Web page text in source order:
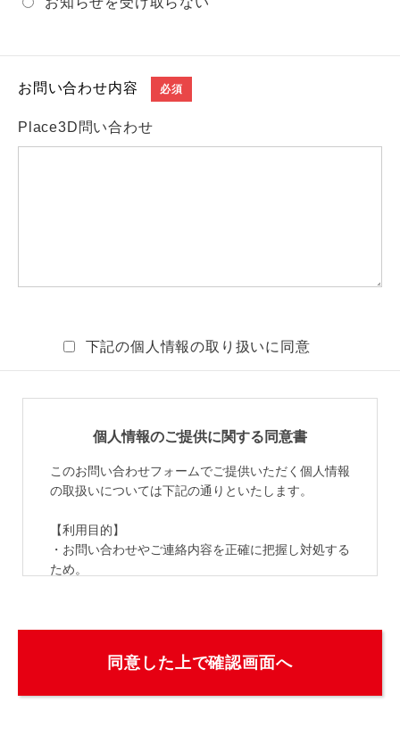
お問い合わせ内容 必須
Place3D問い合わせ
下記の個人情報の取り扱いに同意
個人情報のご提供に関する同意書
このお問い合わせフォームでご提供いただく個人情報
の取扱いについては下記の通りといたします。
【利用目的】
・お問い合わせやご連絡内容を正確に把握し対処する
ため。
せを受け取る」にチェックされた場合のみ）
【第三者への提供】